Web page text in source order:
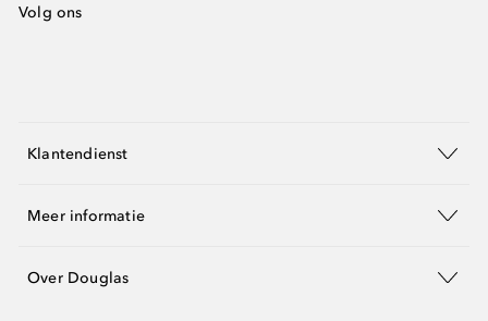
Volg ons
Klantendienst
Meer informatie
Over Douglas